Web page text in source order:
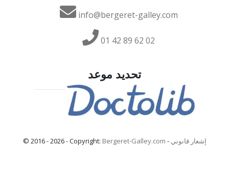
info@bergeret-galley.com
01 42 89 62 02
تحديد موعد
© 2016 - 2026 - Copyright: Bergeret-Galley.com - إشعار قانوني